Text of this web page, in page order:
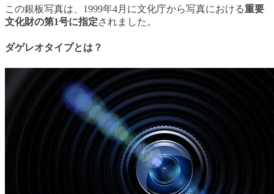
この銀板写真は、1999年4月に文化庁から写真における重要
文化財の第1号に指定されました。
ダゲレオタイプとは？